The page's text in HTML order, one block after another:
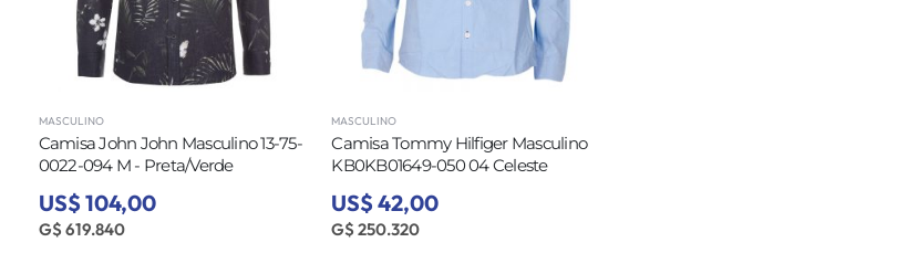
MASCULINO
Camisa John John Masculino 13-75-
0022-094 M - Preta/Verde
US$ 104,00
G$ 619.840
MASCULINO
Camisa Tommy Hilfiger Masculino
KB0KB01649-050 04 Celeste
US$ 42,00
G$ 250.320